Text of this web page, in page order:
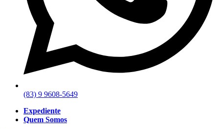
(83) 9 9608-5649
Expediente
Quem Somos